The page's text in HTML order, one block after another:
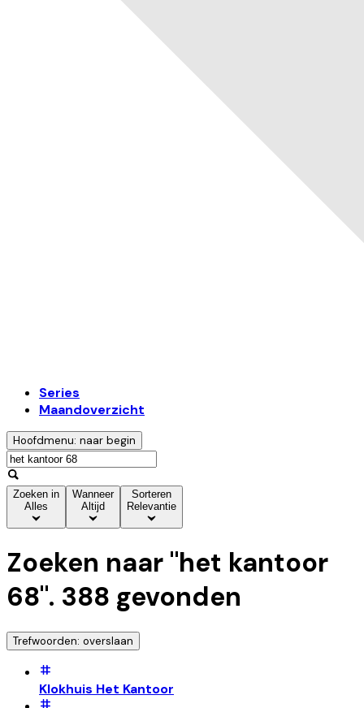
Series
Maandoverzicht
Hoofdmenu: naar begin
Zoeken in
Alles
Wanneer
Altijd
Sorteren
Relevantie
Zoeken naar "het kantoor
68". 388 gevonden
Trefwoorden: overslaan
Klokhuis Het Kantoor